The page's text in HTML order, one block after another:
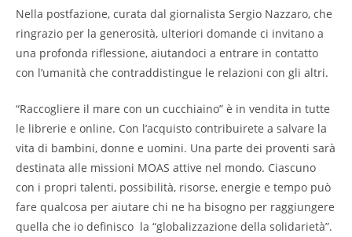
Nella postfazione, curata dal giornalista Sergio Nazzaro, che
ringrazio per la generosità, ulteriori domande ci invitano a
una profonda riflessione, aiutandoci a entrare in contatto
con l’umanità che contraddistingue le relazioni con gli altri.
“Raccogliere il mare con un cucchiaino” è in vendita in tutte
le librerie e online. Con l’acquisto contribuirete a salvare la
vita di bambini, donne e uomini. Una parte dei proventi sarà
destinata alle missioni MOAS attive nel mondo. Ciascuno
con i propri talenti, possibilità, risorse, energie e tempo può
fare qualcosa per aiutare chi ne ha bisogno per raggiungere
quella che io definisco la “globalizzazione della solidarietà”.